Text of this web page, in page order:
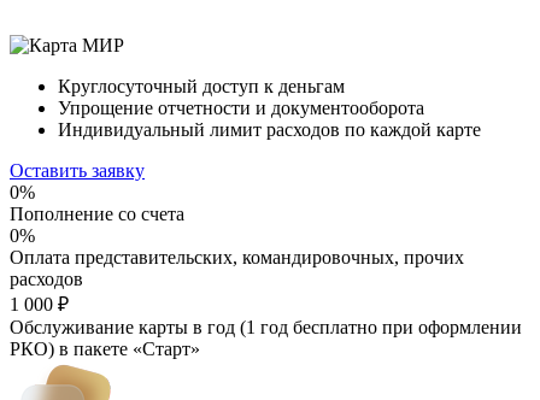
Круглосуточный доступ к деньгам
Упрощение отчетности и документооборота
Индивидуальный лимит расходов по каждой карте
Оставить заявку
0%
Пополнение со счета
0%
Оплата представительских, командировочных, прочих
расходов
1 000 ₽
Обслуживание карты в год (1 год бесплатно при оформлении
РКО) в пакете «Старт»